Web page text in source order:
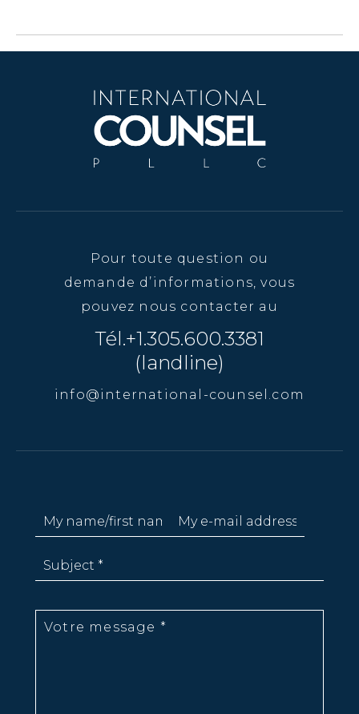
Pour toute question ou
demande d’informations, vous
pouvez nous contacter au
Tél.+1.305.600.3381
(landline)
info@international-counsel.com